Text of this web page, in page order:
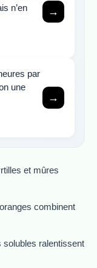
n’en
→
par
une
→
et mûres
combinent
solubles ralentissent